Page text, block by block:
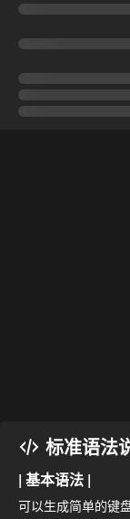
标准语法
| 基本语法 |
可以生成简单的键